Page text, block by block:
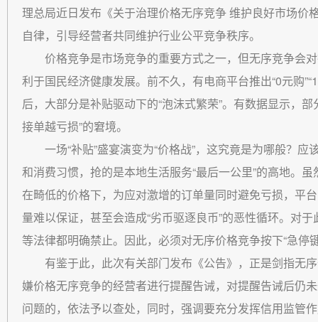
理总局近日发布《关于治理价格无序竞争 维护良好市场
自律，引导经营者共同维护行业公平竞争秩序。
价格竞争是市场竞争的重要方式之一，但无序竞争会
利于国民经济健康发展。前不久，有电商平台推出“0元购
后，大部分是补贴驱动下的“泡沫式繁荣”。有数据显示，
接单越亏损”的窘境。
一场“补贴”盛宴演变为“价格战”，这究竟是为哪般？应
和消费习惯，抢的是本地生活服务“最后一公里”的高地。
在畸低的价格下，为应对激增的订单量同时避免亏损，平
量难以保证，甚至会造成“劣币驱逐良币”的恶性循环。对
等法律都明确禁止。因此，必须对无序价格竞争按下“急停
有鉴于此，此次有关部门发布《公告》，正是剑指无
嫌价格无序竞争的经营者进行提醒告诫，对提醒告诫后仍
问题的，依法予以查处，同时，强调要充分发挥信用监管